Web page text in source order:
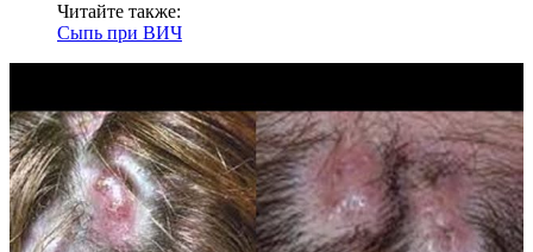
Читайте также:
Сыпь при ВИЧ